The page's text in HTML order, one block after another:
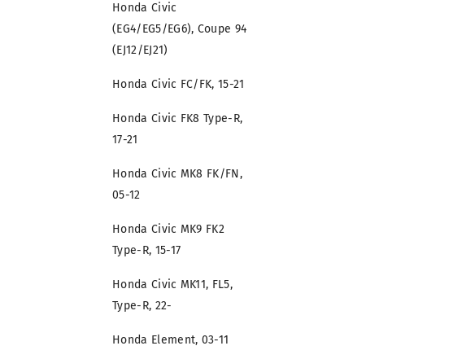
Honda Civic
(EG4/EG5/EG6), Coupe 94
(EJ12/EJ21)
Honda Civic FC/FK, 15-21
Honda Civic FK8 Type-R,
17-21
Honda Civic MK8 FK/FN,
05-12
Honda Civic MK9 FK2
Type-R, 15-17
Honda Civic MK11, FL5,
Type-R, 22-
Honda Element, 03-11